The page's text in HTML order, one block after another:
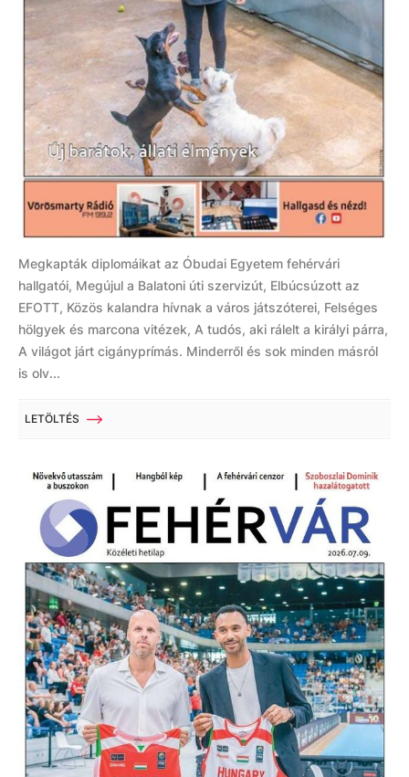
Megkapták diplomáikat az Óbudai Egyetem fehérvári
hallgatói, Megújul a Balatoni úti szervizút, Elbúcsúzott az
EFOTT, Közös kalandra hívnak a város játszóterei, Felséges
hölgyek és marcona vitézek, A tudós, aki rálelt a királyi párra,
A világot járt cigányprímás. Minderről és sok minden másról
is olv...
LETÖLTÉS